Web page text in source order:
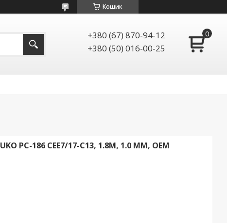
Кошик
+380 (67) 870-94-12
+380 (50) 016-00-25
PC-186 CEE7/17-C13, 1.8M, 1.0 MM, OEM